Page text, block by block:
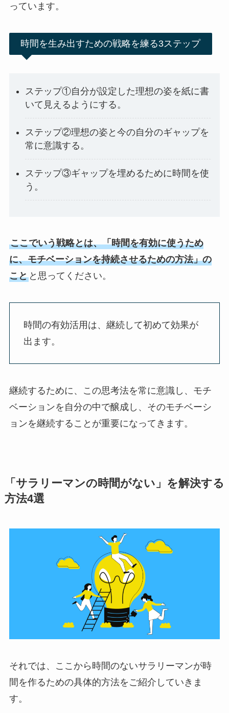
っています。
時間を生み出すための戦略を練る3ステップ
ステップ①自分が設定した理想の姿を紙に書
いて見えるようにする。
ステップ②理想の姿と今の自分のギャップを
常に意識する。
ステップ③ギャップを埋めるために時間を使
う。
ここでいう戦略とは、「時間を有効に使うため
に、モチベーションを持続させるための方法」の
ことと思ってください。
時間の有効活用は、継続して初めて効果が
出ます。
継続するために、この思考法を常に意識し、モチ
ベーションを自分の中で醸成し、そのモチベーシ
ョンを継続することが重要になってきます。
「サラリーマンの時間がない」を解決する
方法4選
それでは、ここから時間のないサラリーマンが時
間を作るための具体的方法をご紹介していきま
す。